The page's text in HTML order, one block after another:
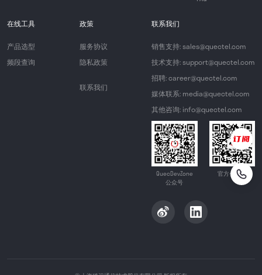
在线工具
产品选型
频段查询
政策
服务协议
隐私政策
联系我们
联系我们
销售支持: sales@quectel.com
技术支持: support@quectel.com
招聘: career@quectel.com
媒体联系: media@quectel.com
其他咨询: info@quectel.com
QuecDevZone
公众号
官方公众号